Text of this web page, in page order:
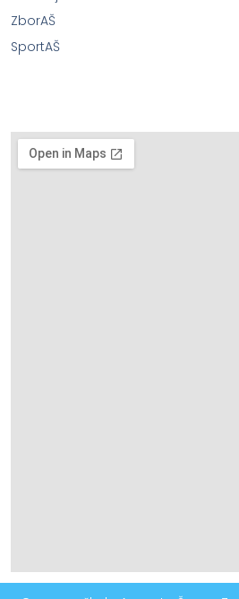
ZborAŠ
SportAŠ